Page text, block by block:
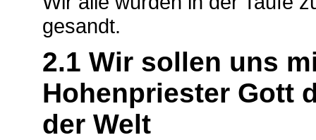
gesandt.
2.1 Wir sollen uns
Hohenpriester Gott
der Welt